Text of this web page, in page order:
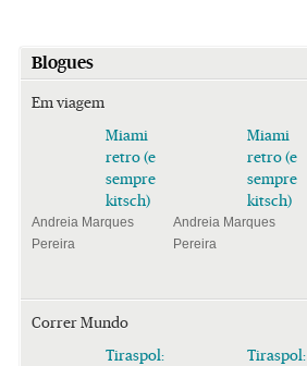
Blogues
Em viagem
Miami
retro (e
sempre
kitsch)
Andreia Marques
Pereira
Miami
retro (e
sempre
kitsch)
Andreia Marques
Pereira
Correr Mundo
Tiraspol:
Tiraspol: